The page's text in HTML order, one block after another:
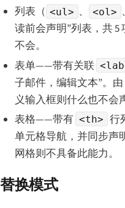
列表（ <ul> 、 <ol> 、
读前会声明”列表，共 5
不会。
表单——带有关联
子邮件，编辑文本”。
义输入框则什么也不会
表格——带有 <th> 行
单元格导航，并同步声
网格则不具备此能力。
替换模式